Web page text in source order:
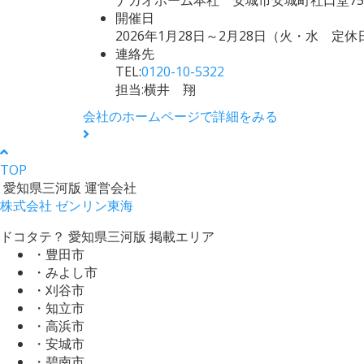
開催日
2026年1月28日～2月28日（火・水 定休
連絡先
TEL:0120-10-5322
担当:横井 翔
会社のホームページで詳細をみる
TOP
愛知県三河版 運営会社
株式会社 ゼンリン東海
ドコタテ？ 愛知県三河版 掲載エリア
・豊田市
・みよし市
・刈谷市
・知立市
・高浜市
・安城市